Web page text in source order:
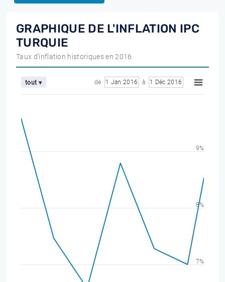
GRAPHIQUE DE L'INFLATION IPC
TURQUIE
Taux d'inflation historiques en 2016
tout ▾ de 1 Jan 2016 à 1 Déc 2016
7%
8%
9%